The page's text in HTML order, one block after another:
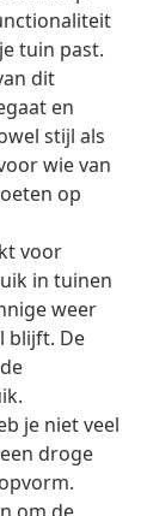
tuin past.
dit
en
stijl als
wie van
op
voor
in tuinen
weer
blijft. De
je niet veel
droge